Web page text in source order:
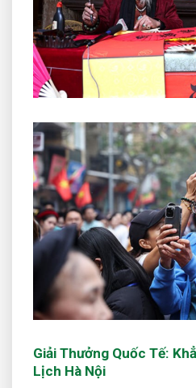
Giải Thưởng Quốc Tế:
Lịch Hà Nội